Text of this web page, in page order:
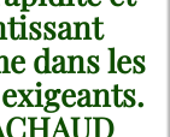
dans les